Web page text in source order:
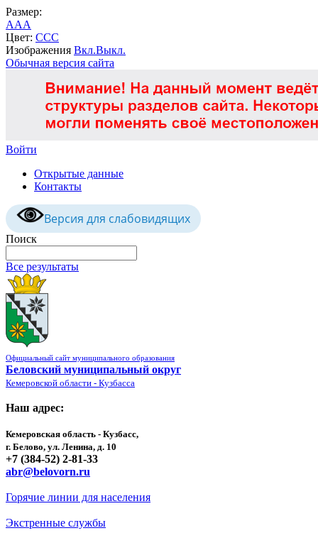
Размер:
AAA
Цвет: CCC
Изображения Вкл.Выкл.
Обычная версия сайта
Войти
Открытые данные
Контакты
Версия для слабовидящих
Поиск
Все результаты
Официальный сайт муниципального образования
Беловский муниципальный округ
Кемеровской области - Кузбасса
Наш адрес:
Кемеровская область - Кузбасс,
г. Белово, ул. Ленина, д. 10
+7 (384-52) 2-81-33
abr@belovorn.ru
Горячие линии для населения
Экстренные службы